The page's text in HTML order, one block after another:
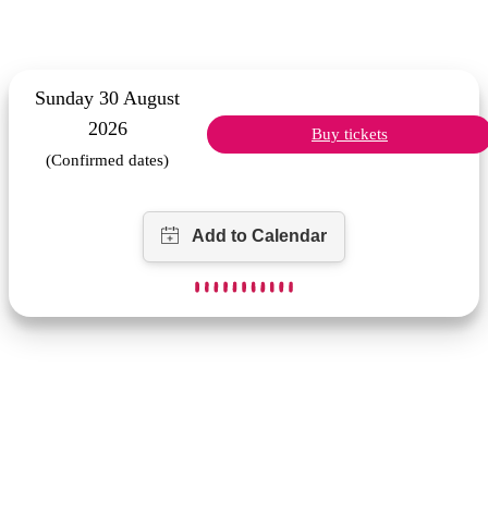
Sunday 30 August
2026
(Confirmed dates)
Buy tickets